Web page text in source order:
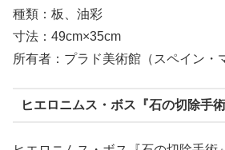
種類：板、油彩
寸法：49cm×35cm
所有者：プラド美術館（スペイン・
ヒエロニムス・ボス『石の切除手